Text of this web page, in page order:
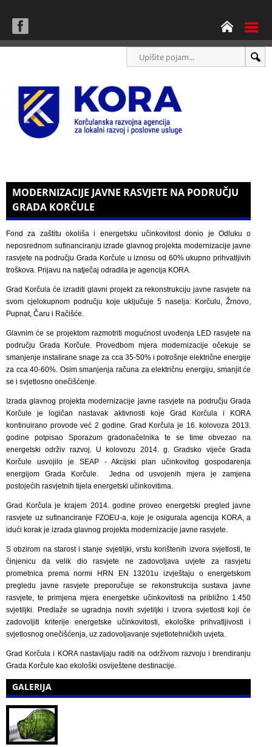
MODERNIZACIJE JAVNE RASVJETE NA PODRUČJU
GRADA KORČULE
Fond za zaštitu okoliša i energetsku učinkovitost donio je Odluku o
neposrednom sufinanciranju izrade glavnog projekta modernizacije javne
rasvjete na području Grada Korčule u iznosu od 60% ukupno prihvatljivih
troškova. Prijavu na natječaj odradila je agencija KORA.
Grad Korčula će izraditi glavni projekt za rekonstrukciju javne rasvjete na
svom cjelokupnom području koje uključuje 5 naselja: Korčulu, Žrnovo,
Pupnat, Čaru i Račišće.
Glavnim će se projektom razmotriti mogućnost uvođenja LED rasvjete na
području Grada Korčule. Provedbom mjera modernizacije očekuje se
smanjenje instalirane snage za cca 35-50% i potrošnje električne energije
za cca 40-60%. Osim smanjenja računa za električnu energiju, smanjit će
se i svjetlosno onečišćenje.
Izrada glavnog projekta modernizacije javne rasvjete na području Grada
Korčule je logičan nastavak aktivnosti koje Grad Korčula i KORA
kontinuirano provode već 2 godine. Grad Korčula je 16. kolovoza 2013.
godine potpisao Sporazum gradonačelnika te se time obvezao na
energetski održiv razvoj. U kolovozu 2014. g. Gradsko vijeće Grada
Korčule usvojilo je SEAP - Akcijski plan učinkovitog gospodarenja
energijom Grada Korčule. Jedna od usvojenih mjera je zamjena
postojećih rasvjetnih tijela energetski učinkovitima.
Grad Korčula je krajem 2014. godine proveo energetski pregled javne
rasvjete uz sufinanciranje FZOEU-a, koje je osigurala agencija KORA, a
idući korak je izrada glavnog projekta modernizacije javne rasvjete.
S obzirom na starost i stanje svjetiljki, vrstu korištenih izvora svjetlosti, te
činjenicu da velik dio rasvjete ne zadovoljava uvjete za rasvjetu
prometnica prema normi HRN EN 13201u izvještaju o energetskom
pregledu javne rasvjete preporučuje se rekonstrukcija sustava javne
rasvjete, te primjena mjera energetske učinkovitosti na približno 1.450
svjetiljki. Predlaže se ugradnja novih svjetiljki i izvora svjetlosti koji će
zadovoljiti kriterije energetske učinkovitosti, ekološke prihvatljivosti i
svjetlosnog onečišćenja, uz zadovoljavanje svjetlotehničkih uvjeta.
Grad Korčula i KORA nastavljaju raditi na održivom razvoju i brendiranju
Grada Korčule kao ekološki osviještene destinacije.
GALERIJA